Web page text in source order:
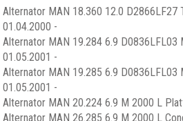
Alternator MAN 18.360 12.0 D2866LF27
01.04.2000 -
Alternator MAN 19.284 6.9
01.05.2001 -
Alternator MAN 19.285 6.9
01.05.2001 -
Alternator MAN 20.224 6.9 M 2000 L
Alternator MAN 26.285 6.9 M 2000 L